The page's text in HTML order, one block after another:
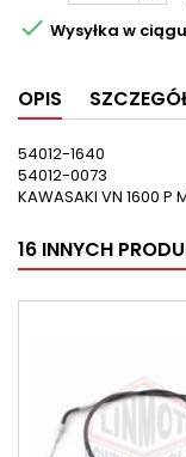
 Wysyłka w
OPIS
54012-1640
54012-0073
KAWASAKI VN 1600 P
16 INNYCH